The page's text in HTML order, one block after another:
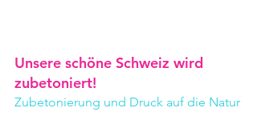
Unsere schöne Schweiz wird
zubetoniert!
Zubetonierung und Druck auf die Natur